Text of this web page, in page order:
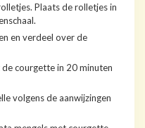
Plaats de rolletjes in
en verdeel over de
courgette in 20 minuten
volgens de aanwijzingen